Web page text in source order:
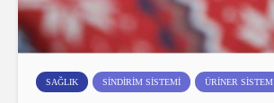
SAĞLIK SINDIRIM SISTEMI ÜRINER SISTEM